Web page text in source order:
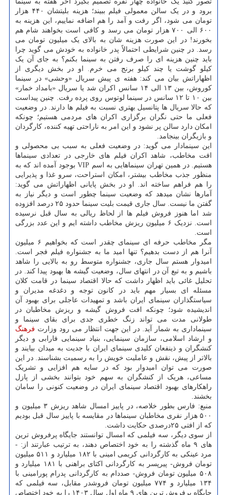
برود و در یک سالن معمولی فیلم ببیند؛ هزینه بلیتشان ۴۴۰ هزار
تومان می شود، اگر رفت و آمد را هم اضافه نماییم، این هزینه به
۶۰۰ الی ۷۰۰ هزار تومان می رسد و کافی است بخواهند شام هم
بخورند! در این صورت هزینه شان به بالای یک میلیون تومان می
رسد. در چنین شرایطی احتمالاً پدر خانواده به خودش می گوید چرا
باید چنین هزینه ای را صرف رفتن به سینما بکنم؟ به جای آن یک
کیلو گوشت یا چند کیلو برنج می خرم. او در بخش دیگری از
اظهاراتش بیان می کند: هفته ی پیش سریال «وحشی» در سینما
کوروش، بین ۱۳ الی ۱۴ سانس اکران شد یا سریال «بامداد خمار»
بین ۱۰ تا ۱۲ سانس در سینما لوتوس روی پرده رفت. چنین پیداست
که حالا سریال ها پتانسیل بهتری نسبت به فیلم ها دارند. در وضعیت
فعلی ما حتی نگران برگزاری اکران های مردمی هستیم؛ چونکه
امکان دارد سالن پر نشود و این امر به ناراحتی تهیه کننده، کارگردان
و بازیگران بینجامد.
این سینمادار می گوید: در وضعیت فعلی به سبب بی محصولی و
افت مخاطب، شاهد اکران فیلم های خارجی در تعدادی سینماها
هستیم. در همین تهران سینماهایی به اسم VIP بوجود آمده اند که به
منظور جذب مخاطب بیشتر، امکان استراحت، سرو غذا و پذیرایی
را هم فراهم ساخته اند. او در بخش پایانی اظهاراتش می گوید:
آمارها نشان میدهد که وضعیت سینما چطور است و دیگر نیاز به
گفتن ما نیست. سال جاری قیمت بلیت سینما حدود ۲۵ درصد افزوده
شد اما هنوز فروش فیلم ها از لحاظ ریالی به سال قبل نرسیده
است. نزدیک ۶ میلیون ریزش مخاطب داشته ایم و این عدد بزرگی
است.
مگر مخاطب حرفه ای سینمای چقدر است که بخواهیم ۶ میلیون
آنرا هم از دست بدهیم؟ تنها امید ما به جشنواره فیلم فجر است.
امیدوار هستم سال جاری، جشنواره متوسط رو به بالایی را شاهد
باشیم و به تبع آن در انتهای سال، وضعیت گیشه ها بهبود پیدا کند. در
تحلیل غائی باید اظهار داشت که حالا اقتصاد سینما در قامت کلان
مسئله ای بسیار مهم باید در کانون توجه و دغدغه مدیران و
سیاستگذاران سینمای ایران باشد و تمهیدات عاجلی برای بهبود آن
اندیشیده شود؛ چونکه افت فروش گیشه و ریزش مخاطبان در
طولانی مدت می تواند زنگ خطری جدی برای بقای سینما و
سینماداری به شمار آید. در این جهت انتظار می رود وزارت فرهنگ
و ارشاد اسلامی، سازمان سینمایی، بنیاد سینمایی فارابی و دیگر
کنشگران و ذینفعان کلیدی سینمای ایران با جدیت به میدان بیایند و
بالاتر از پیش، نقش و عاملیت خویش را به رسمیت بشناسند. در این
صورت می توان امیدوار بود که در سایه هم افزایی و تشریک
مساعی، هریک از کنشگران به سهم خود بتوانند بخشی از پازل
راهکارهای بهبود اقتصاد سینمای ایران در وضعیت کنونی را سامان
بخشند.
منبع: فارس بطور خلاصه، در پاییز امسال شاهد ریزش ۳ میلیون و
۵۰۰ هزار نفری مخاطبان سینماها در مقایسه با پاییز سال قبل بودیم
که از افتی ۲۵درصدی حکایت داشت.
از سوی دیگر، سه فیلمی که امسال توانستند جایگاه پرفروش ترین
های ۹ ماه گذشته را به خود اختصاص دهند، به ترتیب عبارتند از: -
مرد عینکی به کارگردانی کریمی امینی با ۱۸۲ میلیارد و ۵۱۱ میلیون
تومان فروش- پیرپسر به کارگردانی اکتای براهنی با ۱۸۱ میلیارد و
۵۰۸ میلیون تومان فروش- صددام به کارگردانی پدرام پورامینی با
۱۳۴ میلیارد و ۷۷۴ میلیون تومان فروشدر مقابل، سه فیلمی که
جایگاه پرفروش ترین های ۹ ماه اول سال ۱۴۰۳ را به خود اختصاص